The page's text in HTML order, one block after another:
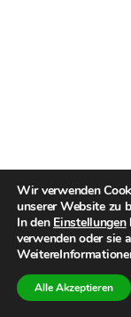
Wir verwenden
unserer Website zu
In den Einstellungen
verwenden oder sie
Alle Akzeptieren